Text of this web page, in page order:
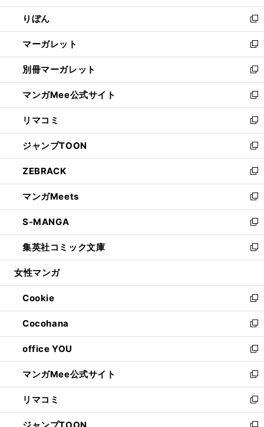
開
く
ウ
で
開
く
ン
ド
ウ
で
開
く
ウ
ィ
ン
ド
ウ
で
開
く
りぼん
新
し
い
ウ
ィ
ン
ド
ウ
で
開
く
マーガレット
新
し
い
ウ
ィ
ン
ド
ウ
で
開
く
別冊マーガレット
新
し
い
ウ
ィ
ン
ド
ウ
で
開
く
マンガMee公式サイト
新
し
い
ウ
ィ
ン
ド
ウ
で
開
く
リマコミ
新
し
い
ウ
ィ
ン
ド
ウ
で
開
く
ジャンプTOON
新
し
い
ウ
ィ
ン
ド
ウ
で
開
ZEBRACK
新
し
い
ウ
ィ
ン
ド
ウ
開
く
マンガMeets
新
し
い
ウ
ィ
ン
ウ
で
開
く
S-MANGA
新
し
い
ウ
ン
ド
ウ
で
開
く
集英社コミック文庫
新
し
ウ
ィ
ン
ド
ウ
で
開
く
女性マンガ
Cookie
新
し
い
ウ
ィ
ン
ド
ウ
で
開
く
Cocohana
新
し
い
ウ
ィ
ン
ド
ウ
office YOU
新
し
い
ウ
ィ
ン
マンガMee公式サイト
新
し
い
ウ
リマコミ
新
し